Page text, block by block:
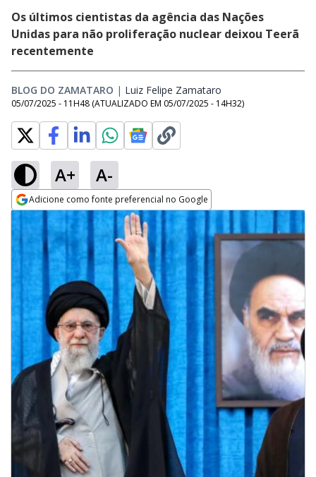
Os últimos cientistas da agência das Nações
Unidas para não proliferação nuclear deixou Teerã
recentemente
BLOG DO ZAMATARO | Luiz Felipe Zamataro
05/07/2025 - 11H48 (ATUALIZADO EM 05/07/2025 - 14H32)
A+ A-
Adicione como fonte preferencial no Google
Opens in new window